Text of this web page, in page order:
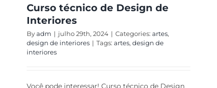
Curso técnico de Design de
Interiores
Byadm | julho 29th, 2024 | Categories: artes,
design de interiores | Tags: artes, design de
interiores
Você pode interessar! Curso técnico de Design